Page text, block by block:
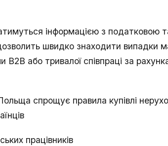
інформацією з податковою
швидко знаходити випадки
B2B або тривалої співпраці за
спрощує правила купівлі
працівників